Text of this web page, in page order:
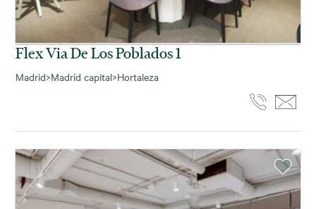
Flex Via De Los Poblados 1
Madrid>Madrid capital>Hortaleza